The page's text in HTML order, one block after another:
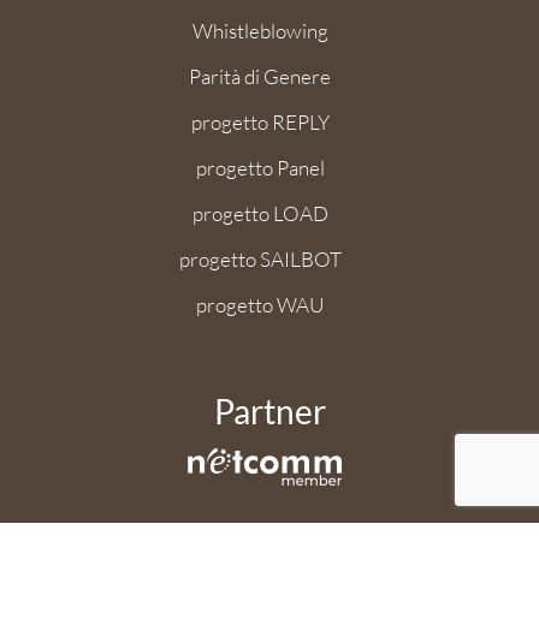
Whistleblowing
Parità di Genere
progetto REPLY
progetto Panel
progetto LOAD
progetto SAILBOT
progetto WAU
Partner